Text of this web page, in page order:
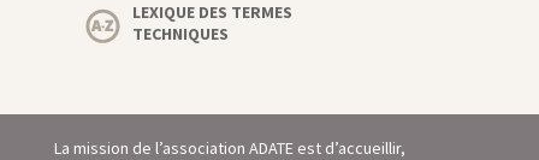
LEXIQUE DES TERMES
TECHNIQUES
La mission de l’association ADATE est d’accueillir,